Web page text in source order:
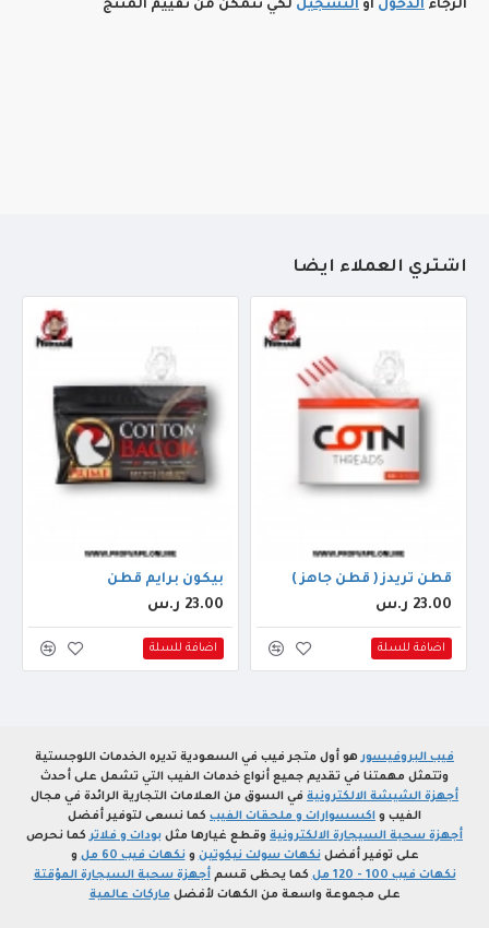
الرجاء الدخول أو التسجيل لكي تتمكن من تقييم المنتج
أشتري العملاء أيضاً
قطن ثريدز ( قطن جاهز )
23.00 ر.س
اضافة للسلة
بيكون برايم قطن
23.00 ر.س
اضافة للسلة
فيب البروفيسورهو أول متجر فيب في السعودية تديره الخدمات اللوجستية
وتتمثل مهمتنا في تقديم جميع أنواع خدمات الفيب التي تشمل على أحدث
أجهزة الشيشة الالكترونية في السوق من العلامات التجارية الرائدة في مجال
الفيب و اكسسوارات و ملحقات الفيب كما نسعى لتوفير أفضل
أجهزة سحبة السيجارة الالكترونية وقطع غيارها مثل بودات و فلاتركما نحرص
على توفير أفضلنكهات سولت نيكوتين ونكهات فيب 60 مل
و
نكهات فيب 100 - 120 مل
كما يحظى قسمأجهزة سحبة السيجارة المؤقتة
على مجموعة واسعة من الكهات لأفضل ماركات عالمية